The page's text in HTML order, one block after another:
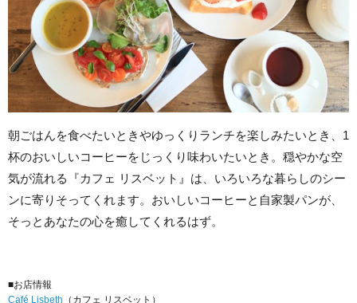
朝ごはんを食べたいときやゆっくりランチを楽しみたいとき、1
杯のおいしいコーヒーをじっくり味わいたいとき。穏やかな空
気が流れる『カフェ リスベット』は、いろいろな暮らしのシー
ンに寄りそってくれます。おいしいコーヒーと自家製パンが、
そっとあなたの心を癒してくれるはず。
■お店情報
Café Lisbeth （カフェ リスベット）